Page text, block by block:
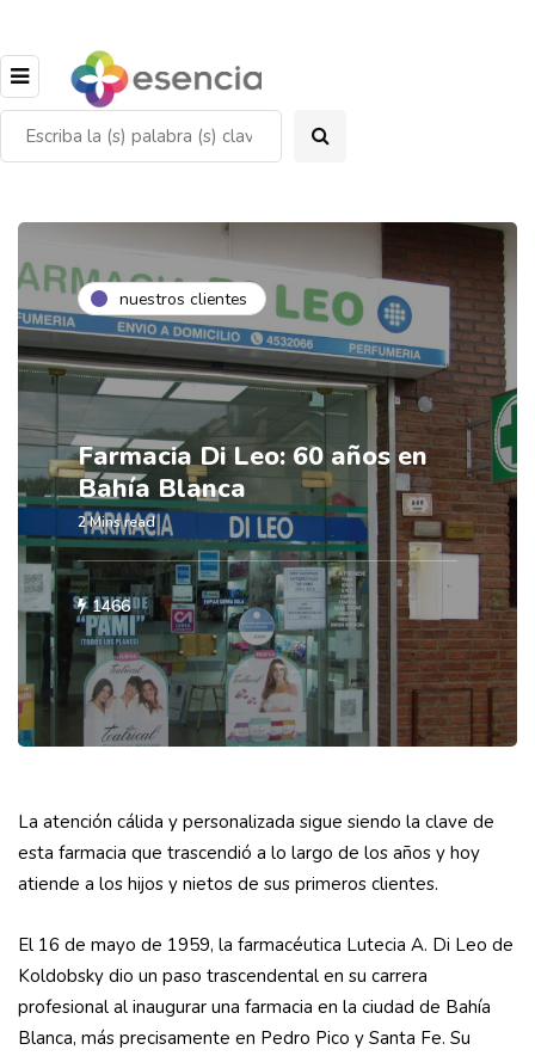
nuestros clientes
Farmacia Di Leo: 60 años en
Bahía Blanca
2 Mins read
1466
La atención cálida y personalizada sigue siendo la clave de
esta farmacia que trascendió a lo largo de los años y hoy
atiende a los hijos y nietos de sus primeros clientes.
El 16 de mayo de 1959, la farmacéutica Lutecia A. Di Leo de
Koldobsky dio un paso trascendental en su carrera
profesional al inaugurar una farmacia en la ciudad de Bahía
Blanca, más precisamente en Pedro Pico y Santa Fe. Su